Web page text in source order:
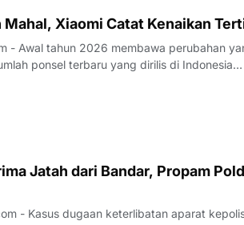
Xiaomi Catat Kenaikan
ponsel terbaru yang dirilis di Indonesia
generasi sebelumnya. Tren ini terjadi
Jatah dari Bandar, Propam